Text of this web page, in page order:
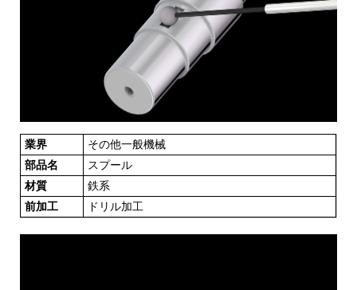
業界
その他一般機械
部品名
スプール
材質
鉄系
前加工
ドリル加工